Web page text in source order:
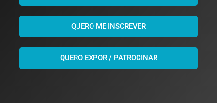
QUERO ME INSCREVER
QUERO EXPOR / PATROCINAR